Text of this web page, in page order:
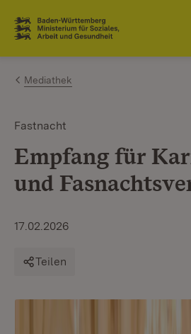
Zum Inhalt springen
Link zur Startseite
Mediathek
Fastnacht
Empfang für
und
17.02.2026
Teilen